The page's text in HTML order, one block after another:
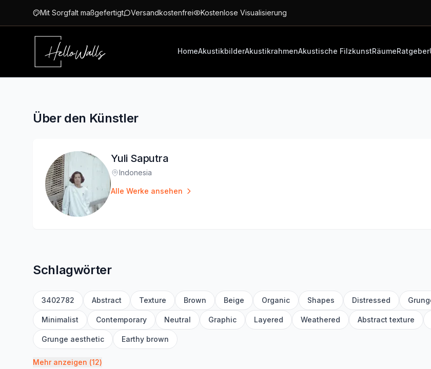
Mit Sorgfalt maßgefertigt Versandkostenfrei Kostenlose Visualisierung
HomeAkustikbilderAkustikrahmenAkustische FilzkunstRäumeRatgeber
Über den Künstler
Yuli Saputra
Standort:
Indonesia
Alle Werke ansehen
Schlagwörter
3402782 Abstract Texture Brown Beige Organic Shapes Distressed
Minimalist Contemporary Neutral Graphic Layered Weathered Abstract texture
Grunge aesthetic Earthy brown
Mehr anzeigen (12)